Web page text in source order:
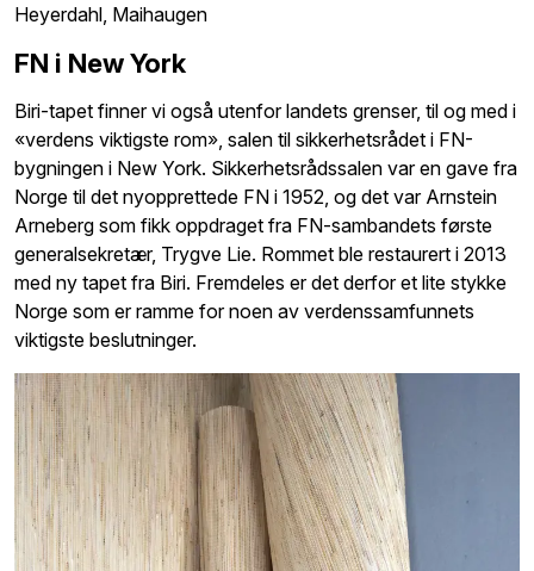
Heyerdahl, Maihaugen
FN i New York
Biri-tapet finner vi også utenfor landets grenser, til og med i
«verdens viktigste rom», salen til sikkerhetsrådet i FN-
bygningen i New York. Sikkerhetsrådssalen var en gave fra
Norge til det nyopprettede FN i 1952, og det var Arnstein
Arneberg som fikk oppdraget fra FN-sambandets første
generalsekretær, Trygve Lie. Rommet ble restaurert i 2013
med ny tapet fra Biri. Fremdeles er det derfor et lite stykke
Norge som er ramme for noen av verdenssamfunnets
viktigste beslutninger.